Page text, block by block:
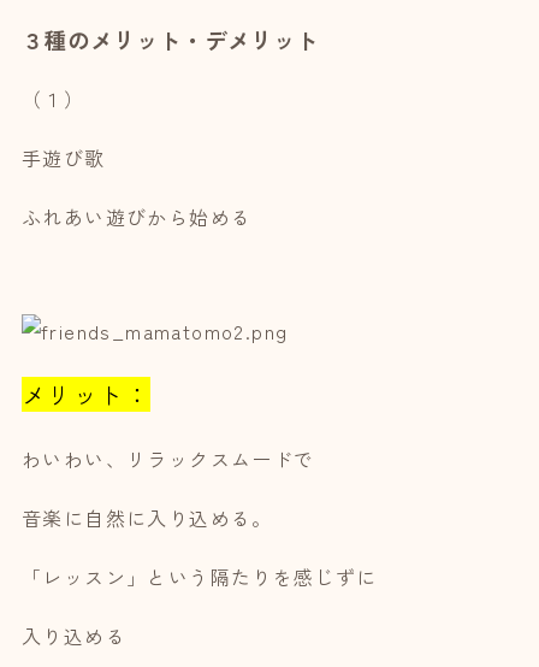
３種のメリット・デメリット
（１）
手遊び歌
ふれあい遊びから始める
メリット：
わいわい、リラックスムードで
音楽に自然に入り込める。
「レッスン」という隔たりを感じずに
入り込める